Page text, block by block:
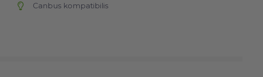
Canbus kompatibilis